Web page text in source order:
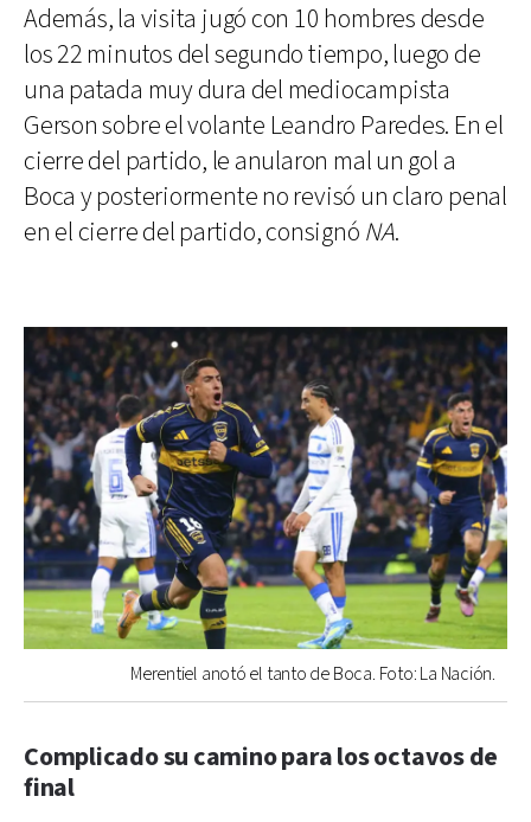
Además, la visita jugó con 10 hombres desde
los 22 minutos del segundo tiempo, luego de
una patada muy dura del mediocampista
Gerson sobre el volante Leandro Paredes. En el
cierre del partido, le anularon mal un gol a
Boca y posteriormente no revisó un claro penal
en el cierre del partido, consignó NA.
Merentiel anotó el tanto de Boca. Foto: La Nación.
Complicado su camino para los octavos de
final